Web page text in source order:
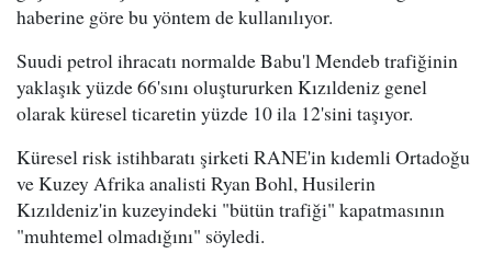
haberine göre bu yöntem de kullanılıyor.
Suudi petrol ihracatı normalde Babu'l Mendeb trafiğinin
yaklaşık yüzde 66'sını oluştururken Kızıldeniz genel
olarak küresel ticaretin yüzde 10 ila 12'sini taşıyor.
Küresel risk istihbaratı şirketi RANE'in kıdemli Ortadoğu
ve Kuzey Afrika analisti Ryan Bohl, Husilerin
Kızıldeniz'in kuzeyindeki "bütün trafiği" kapatmasının
"muhtemel olmadığını" söyledi.